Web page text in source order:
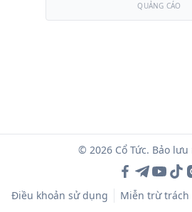
QUẢNG CÁO
© 2026 Cổ Tức. Bảo
Điều khoản sử dụng Miễn trừ trách